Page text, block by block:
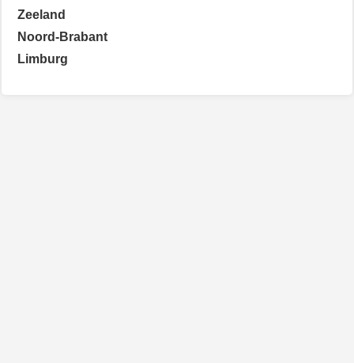
Zeeland
Noord-Brabant
Limburg